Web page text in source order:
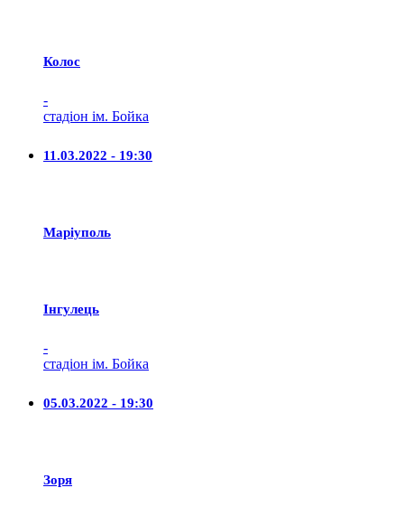
Колос
-
стадіон ім. Бойка
11.03.2022 - 19:30
Маріуполь
Iнгулець
-
стадіон ім. Бойка
05.03.2022 - 19:30
Зоря